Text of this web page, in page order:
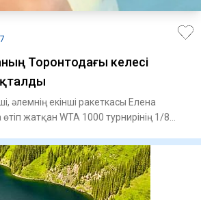
Торонтодағы келесі
әлемнің екінші ракеткасы Елена
жатқан WTA 1000 турнирінің 1/8